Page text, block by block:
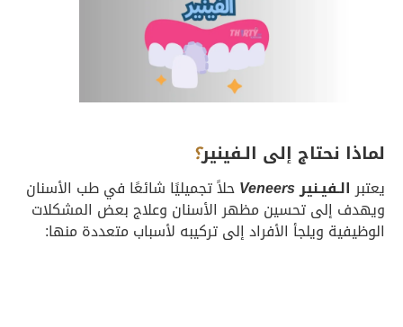
لماذا نحتاج إلى الـفينير؟
يعتبرالـفيـنيرVeneersحلاً تجميليًا شائعًا في طب الأسنان
ويهدف إلى تحسين مظهر الأسنان وعلاج بعض المشكلات
الوظيفية ويلجأ الأفراد إلى تركيبه لأسباب متعددة منها: